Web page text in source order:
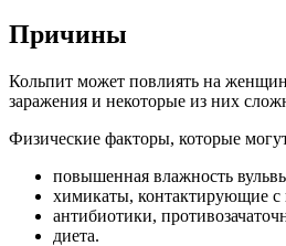
Причины
Кольпит может повлиять на
заражения и некоторые из них
Физические факторы, которые
повышенная влажность
химикаты, контактирующие с
антибиотики,
диета.